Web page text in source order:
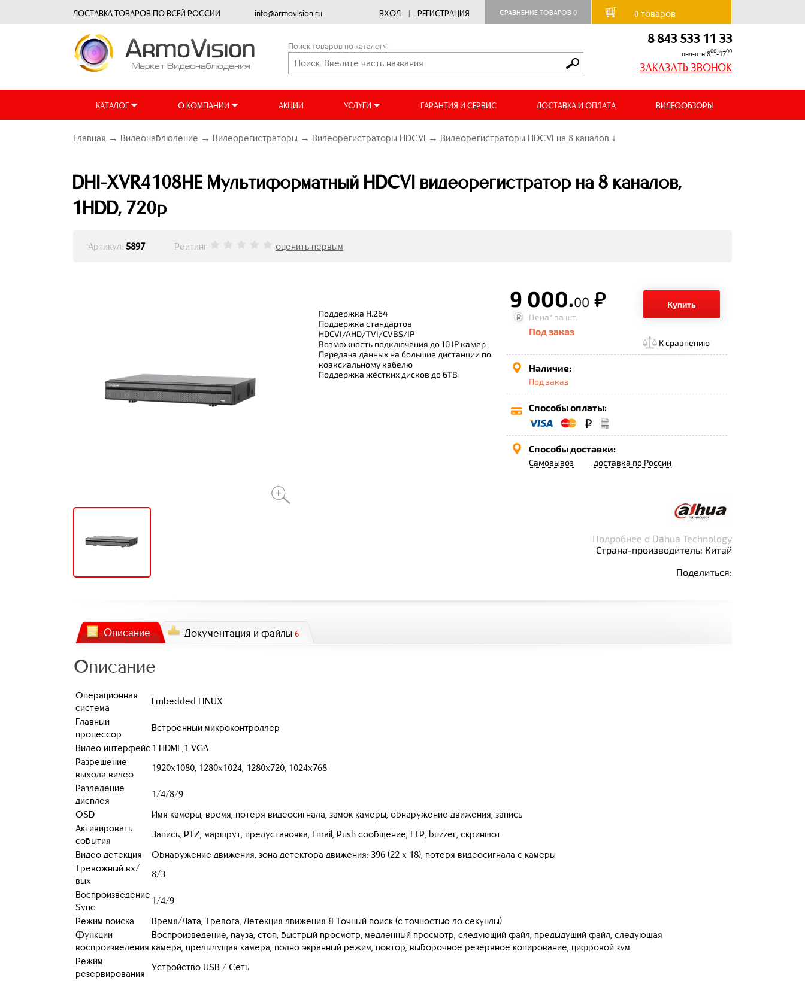
ДОСТАВКА ТОВАРОВ ПО ВСЕЙ РОССИИ info@armovision.ru ВХОД | РЕГИСТРАЦИЯ СРАВНЕНИЕ ТОВАРОВ 0 0товаров
Поиск товаров по каталогу: 8 843 533 11 33
пнд-птн 800-1700
ЗАКАЗАТЬ ЗВОНОК
КАТАЛОГ О КОМПАНИИ АКЦИИ УСЛУГИ ГАРАНТИЯ И СЕРВИС ДОСТАВКА И ОПЛАТА ВИДЕООБЗОРЫ
Главная → Видеонаблюдение → Видеорегистраторы → Видеорегистраторы HDCVI → Видеорегистраторы HDCVI на 8 каналов ↓
DHI-XVR4108HE Мультиформатный HDCVI видеорегистратор на 8 каналов,
1HDD, 720p
Артикул: 5897 Рейтинг оценить первым
Поддержка H.264
Поддержка стандартов
HDCVI/AHD/TVI/CVBS/IP
Возможность подключения до 10 IP камер
Передача данных на большие дистанции по
коаксиальному кабелю
Поддержка жёстких дисков до 6TB
9 000.00 р.
Купить
Цена* за шт.
Под заказ
К сравнению
Наличие:
Под заказ
Способы оплаты:
Способы доставки:
Самовывоз доставка по России
Подробнее о Dahua Technology
Страна-производитель: Китай
Поделиться:
Описание Документация и файлы 6
Описание
Операционная
система
Embedded LINUX
Главный
процессор
Встроенный микроконтроллер
Видео интерфейс1 HDMI ,1 VGA
Разрешение
выхода видео
1920х1080, 1280х1024, 1280х720, 1024х768
Разделение
дисплея
1/4/8/9
OSD
Имя камеры, время, потеря видеосигнала, замок камеры, обнаружение движения, запись
Активировать
события
Запись, PTZ, маршрут, предустановка, Email, Push сообщение, FTP, buzzer, скриншот
Видео детекция
Обнаружение движения, зона детектора движения: 396 (22 х 18), потеря видеосигнала c камеры
Тревожный вх/
вых
8/3
Воспроизведение
Sync
1/4/9
Режим поиска
Время/Дата, Тревога, Детекция движения & Точный поиск (с точностью до секунды)
Функции
воспроизведения
Воспроизведение, пауза, стоп, быстрый просмотр, медленный просмотр, следующий файл, предыдущий файл, следующая
камера, предыдущая камера, полно экранный режим, повтор, выборочное резервное копирование, цифровой зум.
Режим
резервирования
Устройство USB / Сеть